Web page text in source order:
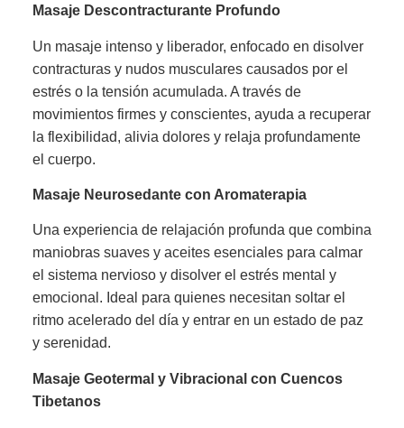
Masaje Descontracturante Profundo
Un masaje intenso y liberador, enfocado en disolver
contracturas y nudos musculares causados por el
estrés o la tensión acumulada. A través de
movimientos firmes y conscientes, ayuda a recuperar
la flexibilidad, alivia dolores y relaja profundamente
el cuerpo.
Masaje Neurosedante con Aromaterapia
Una experiencia de relajación profunda que combina
maniobras suaves y aceites esenciales para calmar
el sistema nervioso y disolver el estrés mental y
emocional. Ideal para quienes necesitan soltar el
ritmo acelerado del día y entrar en un estado de paz
y serenidad.
Masaje Geotermal y Vibracional con Cuencos
Tibetanos